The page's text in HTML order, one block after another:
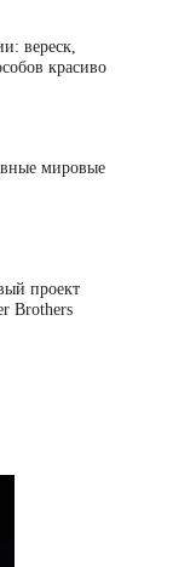
вереск,
красиво
мировые
проект
Brothers